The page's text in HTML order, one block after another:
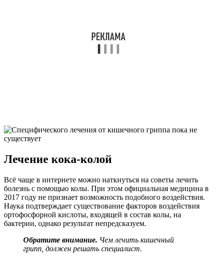
Лечение кока-колой
Всё чаще в интернете можно наткнуться на советы лечить
болезнь с помощью колы. При этом официальная медицина в
2017 году не признает возможность подобного воздействия.
Наука подтверждает существование факторов воздействия
ортофосфорной кислоты, входящей в состав колы, на
бактерии, однако результат непредсказуем.
Обратите внимание. Чем лечить кишечный
грипп, должен решать специалист.